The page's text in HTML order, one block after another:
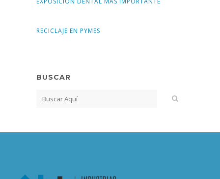
RECICLAJE EN PYMES
BUSCAR